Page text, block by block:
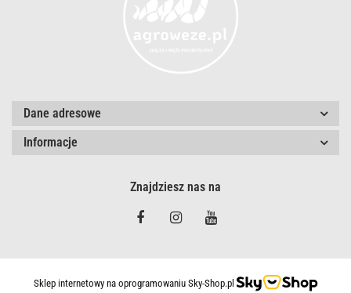
Dane adresowe
Informacje
Znajdziesz nas na
Sklep internetowy na oprogramowaniu Sky-Shop.pl